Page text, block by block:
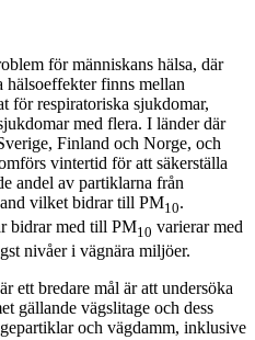
för människans hälsa, där
hälsoeffekter finns mellan
för respiratoriska sjukdomar,
med flera. I länder där
Finland och Norge, och
vintertid för att säkerställa
andel av partiklarna från
vilket bidrar till PM10.
bidrar med till PM10 varierar med
nivåer i vägnära miljöer.
ett bredare mål är att undersöka
gällande vägslitage och dess
och vägdamm, inklusive